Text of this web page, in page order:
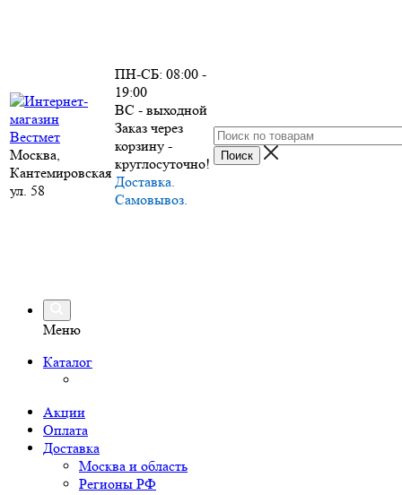
Москва,
Кантемировская
ул. 58
ПН-СБ: 08:00 -
19:00
ВС - выходной
Заказ через
корзину -
круглосуточно!
Доставка.
Самовывоз.
Меню
Каталог
Акции
Оплата
Доставка
Москва и область
Регионы РФ